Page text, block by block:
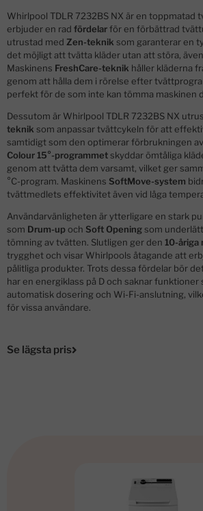
Whirlpool TDLR 7232BS NX är en toppmatad
erbjuder en rad fördelarför en förbättrad
utrustad med Zen-teknik som garanterar en
det möjligt att tvätta kläder utan att störa,
Maskinens FreshCare-teknik håller kläderna
genom att hålla dem i rörelse efter
perfekt för de som inte kan tömma maskinen
Dessutom är Whirlpool TDLR 7232BS NX
teknik som anpassar tvättcykeln för att
samtidigt som den optimerar förbrukningen
Colour 15°-programmetskyddar ömtåliga
genom att tvätta dem varsamt, vilket ger
°C-program. Maskinens SoftMove-system
tvättmedlets effektivitet även vid låga
Användarvänligheten är ytterligare en stark
som Drum-upoch Soft Openingsom
tömning av tvätten. Slutligen ger den 10-åriga
trygghet och visar Whirlpools åtagande att
pålitliga produkter. Trots dessa fördelar bör
har en energiklass på D och saknar funktioner
automatisk dosering och Wi-Fi-anslutning,
för vissa användare.
Se lägsta pris